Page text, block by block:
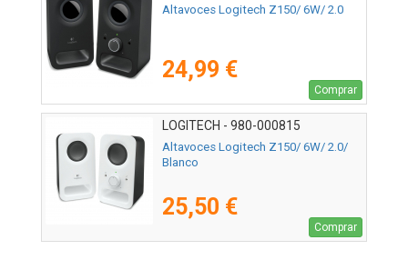
Altavoces Logitech Z150/ 6W/ 2.0
24,99 €
Comprar
LOGITECH - 980-000815
Altavoces Logitech Z150/ 6W/ 2.0/
Blanco
25,50 €
Comprar